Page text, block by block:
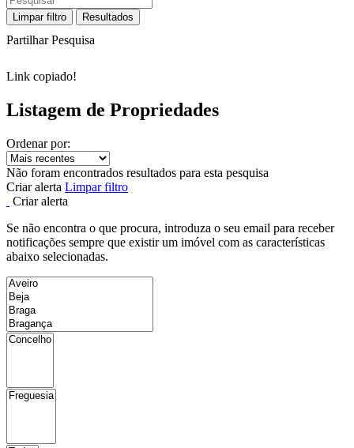
Limpar filtro Resultados
Partilhar Pesquisa
Link copiado!
Listagem de Propriedades
Ordenar por:
Não foram encontrados resultados para esta pesquisa
Criar alerta Limpar filtro
Criar alerta
Se não encontra o que procura, introduza o seu email para receber
notificações sempre que existir um imóvel com as características
abaixo selecionadas.